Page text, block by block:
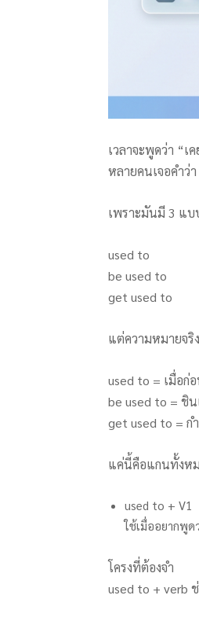
เวลาจะพูดว่า “
หลายคนเจอคำว่
เพราะมันมี 3 แ
used to
be used to
get used to
แต่ความหมายจริ
used to = เมื่อก่
be used to = ชิ
get used to = ก
แค่นี้คือแกนทั้งห
used to + V1
ใช้เมื่ออยากพู
โครงที่ต้องจำ
used to + verb ช่